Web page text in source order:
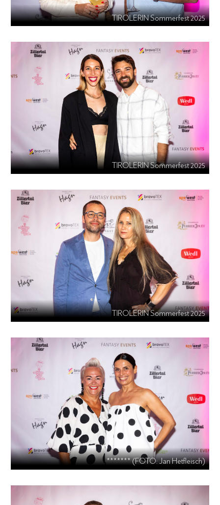
TIROLERIN Sommerfest 2025
TIROLERIN Sommerfest 2025
TIROLERIN Sommerfest 2025
******* (FOTO: Jan Hetfleisch)